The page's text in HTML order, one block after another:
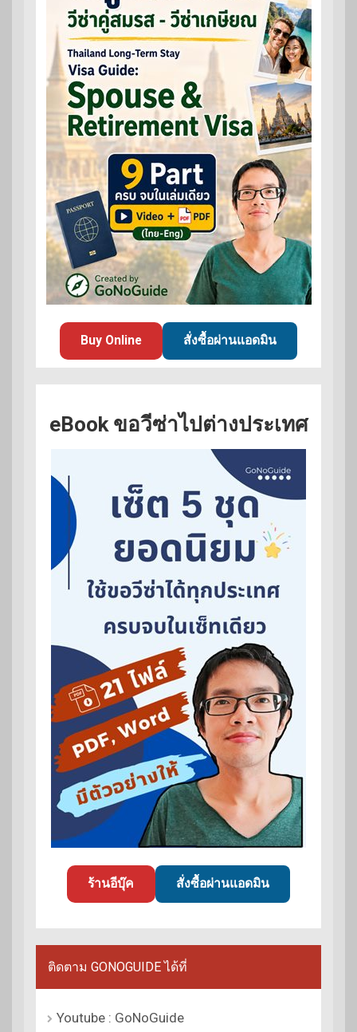
Buy Online สั่งซื้อผ่านแอดมิน
eBook ขอวีซ่าไปต่างประเทศ
ร้านอีบุ๊ค สั่งซื้อผ่านแอดมิน
ติดตาม GONOGUIDE ได้ที่
Youtube : GoNoGuide